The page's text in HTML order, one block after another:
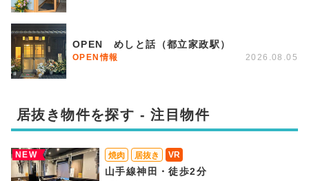
OPEN めしと話（都立家政駅）
OPEN情報 2026.08.05
居抜き物件を探す - 注目物件
NEW 焼肉 居抜き VR
山手線神田・徒歩2分